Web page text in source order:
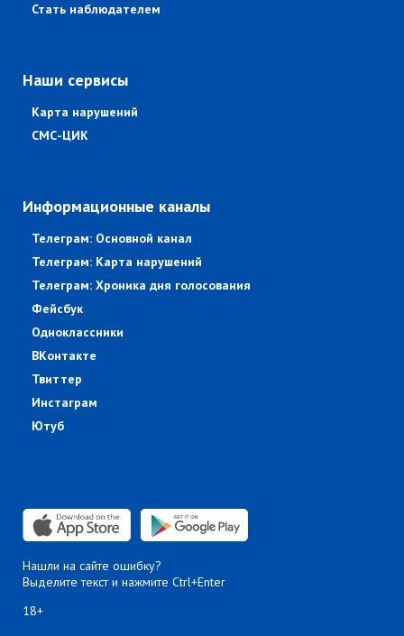
Стать наблюдателем
Наши сервисы
Карта нарушений
СМС-ЦИК
Информационные каналы
Телеграм: Основной канал
Телеграм: Карта нарушений
Телеграм: Хроника дня голосования
Фейсбук
Одноклассники
ВКонтакте
Твиттер
Инстаграм
Ютуб
Нашли на сайте ошибку?
Выделите текст и нажмите Ctrl+Enter
18+